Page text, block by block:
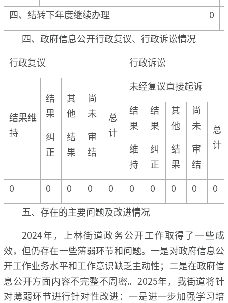
四、结转下年度继续办理
0
四、政府信息公开行政复议、行政诉讼情况
行政复议
行政诉讼
结果维
持
结
果
纠
正
其
他
结
果
尚
未
审
结
总
计
未经复议直接起诉
结
果
维
持
结
果
纠
正
其
他
结
果
尚
未
审
结
总
计
0 0 0 0 0 0 0 0 0
0
五、存在的主要问题及改进情况
2024年，上林街道政务公开工作取得了一些成
效，但仍存在一些薄弱环节和问题。一是对政府信息公
开工作业务水平和工作意识缺乏主动性；二是在政府信
息公开方面内容不完整不周密。2025年，我街道将针
对薄弱环节进行针对性改进：一是进一步加强学习培